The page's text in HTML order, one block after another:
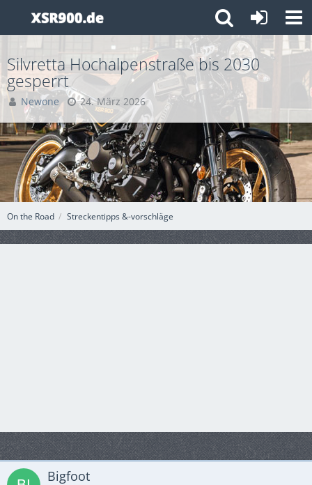
On the Road Streckentipps &-vorschläge
Silvretta Hochalpenstraße bis 2030
gesperrt
Newone 24. März 2026
Bigfoot